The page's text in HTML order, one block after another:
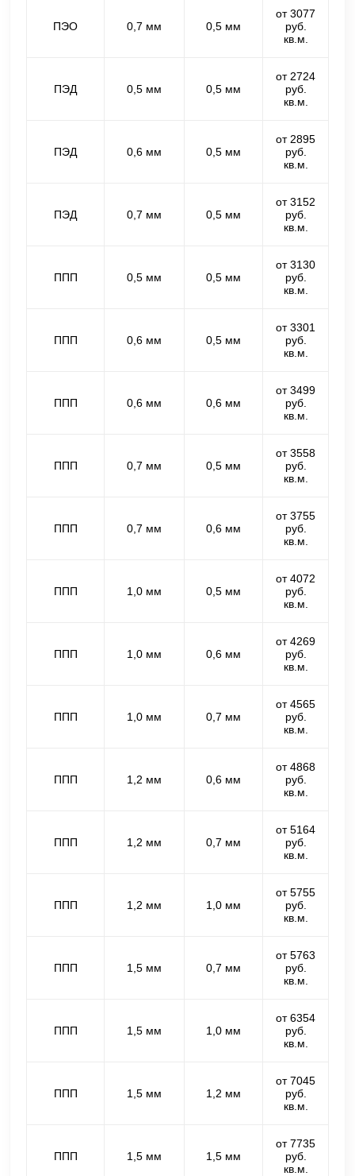
ПЭО 0,7 мм 0,5 мм
от 3077
руб.
кв.м.
ПЭД 0,5 мм 0,5 мм
от 2724
руб.
кв.м.
ПЭД 0,6 мм 0,5 мм
от 2895
руб.
кв.м.
ПЭД 0,7 мм 0,5 мм
от 3152
руб.
кв.м.
ППП 0,5 мм 0,5 мм
от 3130
руб.
кв.м.
ППП 0,6 мм 0,5 мм
от 3301
руб.
кв.м.
ППП 0,6 мм 0,6 мм
от 3499
руб.
кв.м.
ППП 0,7 мм 0,5 мм
от 3558
руб.
кв.м.
ППП 0,7 мм 0,6 мм
от 3755
руб.
кв.м.
ППП 1,0 мм 0,5 мм
от 4072
руб.
кв.м.
ППП 1,0 мм 0,6 мм
от 4269
руб.
кв.м.
ППП 1,0 мм 0,7 мм
от 4565
руб.
кв.м.
ППП 1,2 мм 0,6 мм
от 4868
руб.
кв.м.
ППП 1,2 мм 0,7 мм
от 5164
руб.
кв.м.
ППП 1,2 мм 1,0 мм
от 5755
руб.
кв.м.
ППП 1,5 мм 0,7 мм
от 5763
руб.
кв.м.
ППП 1,5 мм 1,0 мм
от 6354
руб.
кв.м.
ППП 1,5 мм 1,2 мм
от 7045
руб.
кв.м.
ППП 1,5 мм 1,5 мм
от 7735
руб.
кв.м.